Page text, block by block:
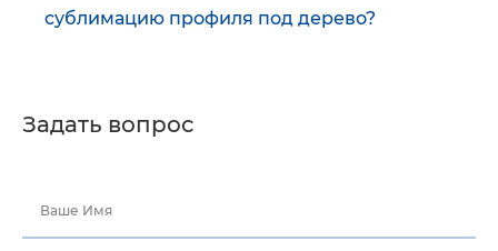
сублимацию профиля под дерево?
Задать вопрос
Ваше Имя